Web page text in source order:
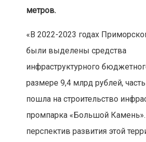
метров.
«В 2022-2023 годах
были выделены средства
инфраструктурного
размере 9,4 млрд рублей,
пошла на строительство
промпарка «Большой
перспектив развития этой